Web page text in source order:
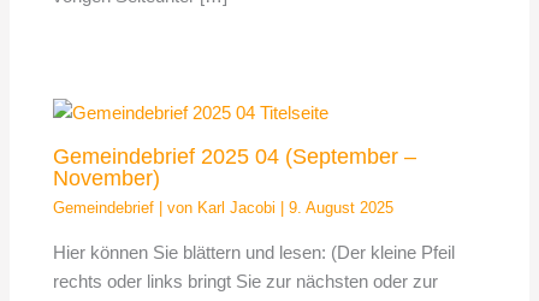
Gemeindebrief 2025 04 (September –
November)
Gemeindebrief | von Karl Jacobi |9. August 2025
Hier können Sie blättern und lesen: (Der kleine Pfeil
rechts oder links bringt Sie zur nächsten oder zur